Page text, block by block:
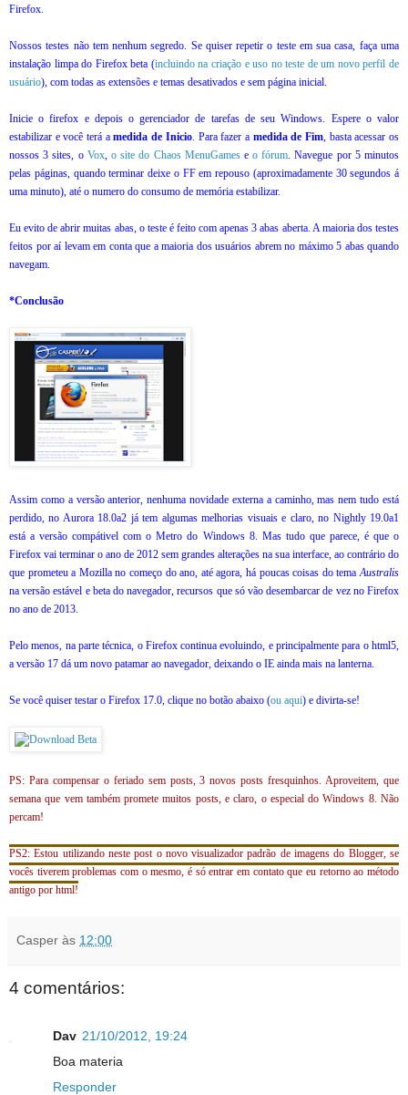
Firefox.
Nossos testes não tem nenhum segredo. Se quiser repetir o teste em sua casa, faça uma
instalação limpa do Firefox beta (incluindo na criação e uso no teste de um novo perfil de
usuário), com todas as extensões e temas desativados e sem página inicial.
Inicie o firefox e depois o gerenciador de tarefas de seu Windows. Espere o valor
estabilizar e você terá amedida de Inicio. Para fazer a medida de Fim, basta acessar os
nossos 3 sites, o Vox, o site do Chaos MenuGameseo fórum. Navegue por 5 minutos
pelas páginas, quando terminar deixe o FF em repouso (aproximadamente 30 segundos á
uma minuto), até o numero do consumo de memória estabilizar.
Eu evito de abrir muitas abas, o teste é feito com apenas 3 abas aberta. A maioria dos testes
feitos por aí levam em conta que a maioria dos usuários abrem no máximo 5 abas quando
navegam.
*Conclusão
Assim como a versão anterior, nenhuma novidade externa a caminho, mas nem tudo está
perdido, no Aurora 18.0a2 já tem algumas melhorias visuais e claro, no Nightly 19.0a1
está a versão compátivel com o Metro do Windows 8. Mas tudo que parece, é que o
Firefox vai terminar o ano de 2012 sem grandes alterações na sua interface, ao contrário do
que prometeu a Mozilla no começo do ano, até agora, há poucas coisas do temaAustralis
na versão estável e beta do navegador, recursos que só vão desembarcar de vez no Firefox
no ano de 2013.
Pelo menos, na parte técnica, o Firefox continua evoluindo, e principalmente para o html5,
a versão 17 dá um novo patamar ao navegador, deixando o IE ainda mais na lanterna.
Se você quiser testar o Firefox 17.0, clique no botão abaixo (ou aqui) e divirta-se!
PS: Para compensar o feriado sem posts, 3 novos posts fresquinhos. Aproveitem, que
semana que vem também promete muitos posts, e claro, o especial do Windows 8. Não
percam!
PS2: Estou utilizando neste post o novo visualizador padrão de imagens do Blogger, se
vocês tiverem problemas com o mesmo, é só entrar em contato que eu retorno ao método
antigo por html!
Casper às 12:00
4 comentários:
Dav 21/10/2012, 19:24
Boa materia
Responder